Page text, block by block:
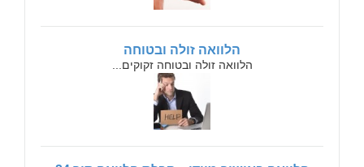
הלוואה זולה ובטוחה
הלוואה זולה ובטוחה זקוקים...